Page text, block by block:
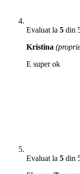
Evaluat la 5 din
Kristina
E super ok
Evaluat la 5 din